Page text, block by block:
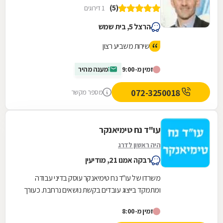
(5) 1 דירוגים
הרצל 5, בית שמש
שירות משביע רצון
זמין מ-9:00 מענה מהיר
072-3250018 מספר מקשר
עו"ד נח טימיאנקר
היה ראשון לדרג
רבקה אמנו 21, מודיעין
משרדו של עו"ד נח טימיאנקר עוסק בדיני עבודה
ומתמקד בייצוג עובדים בקשת נושאים נרחבת. כעורך
זמין מ-8:00